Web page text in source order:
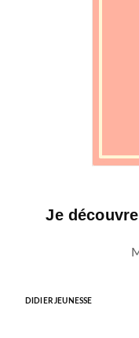
Je
DIDIER JEUNESSE